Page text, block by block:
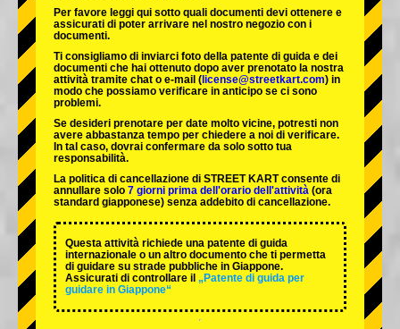
Per favore leggi qui sotto quali documenti devi ottenere e
assicurati di poter arrivare nel nostro negozio con i
documenti.
Ti consigliamo di inviarci foto della patente di guida e dei
documenti che hai ottenuto dopo aver prenotato la nostra
attività tramite chat o e-mail ( license@streetkart.com) in
modo che possiamo verificare in anticipo se ci sono
problemi.
Se desideri prenotare per date molto vicine, potresti non
avere abbastanza tempo per chiedere a noi di verificare.
In tal caso, dovrai confermare da solo sotto tua
responsabilità.
La politica di cancellazione di STREET KART consente di
annullare solo 7 giorni prima dell'orario dell'attività (ora
standard giapponese) senza addebito di cancellazione.
Questa attività richiede una patente di guida
internazionale o un altro documento che ti permetta
di guidare su strade pubbliche in Giappone.
Assicurati di controllare il „Patente di guida per
guidare in Giappone“